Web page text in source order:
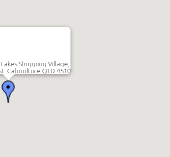
Shopping Village,
Caboolture QLD 4510